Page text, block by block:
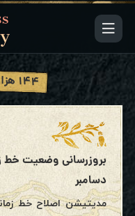
۱۴۴ هزار نفر - پیروزی الهه
دسامبر